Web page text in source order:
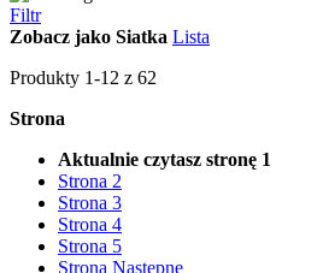
Filtr
Zobacz jako Siatka Lista
Produkty 1-12 z 62
Strona
Aktualnie czytasz stronę 1
Strona 2
Strona 3
Strona 4
Strona 5
Strona Następne